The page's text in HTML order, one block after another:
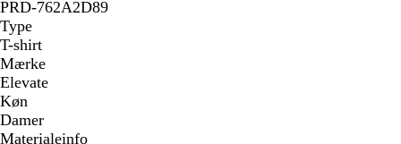
PRD-762A2D89
Type
T-shirt
Mærke
Elevate
Køn
Damer
Materialeinfo